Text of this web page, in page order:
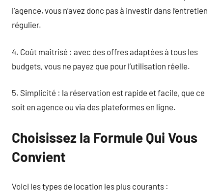
l’agence, vous n’avez donc pas à investir dans l’entretien
régulier.
4. Coût maîtrisé : avec des offres adaptées à tous les
budgets, vous ne payez que pour l’utilisation réelle.
5. Simplicité : la réservation est rapide et facile, que ce
soit en agence ou via des plateformes en ligne.
Choisissez la Formule Qui Vous
Convient
Voici les types de location les plus courants :